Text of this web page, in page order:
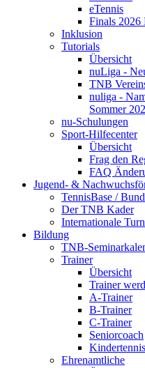
eTennis
Finals 2026
Inklusion
Tutorials
Übersicht
nuLiga -
TNB
nuliga -
Sommer
nu-Schulungen
Sport-Hilfecenter
Übersicht
Frag den
FAQ
Jugend- &
TennisBase /
Der TNB Kader
Internationale
Bildung
TNB-
Trainer
Übersicht
Trainer
A-Trainer
B-Trainer
C-Trainer
Seniorcoach
Ehrenamtliche